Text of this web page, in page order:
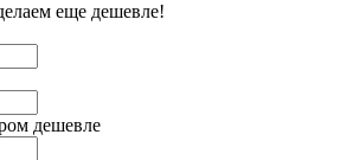
еще дешевле!
дешевле